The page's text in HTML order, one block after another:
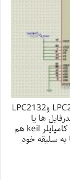
هدرفایل راه اندازی LCD کاراکتری برای LPC2368 وLPC2132
ها یا
کتابخونه ها را برای راه اندازی lcd ها ندارند . کامپایلر keil هم
به سلیقه خود